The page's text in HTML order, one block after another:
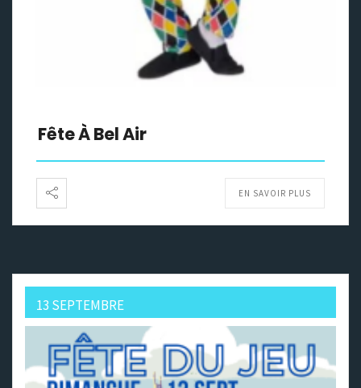
Fête À Bel Air
EN SAVOIR PLUS
13 SEPTEMBRE